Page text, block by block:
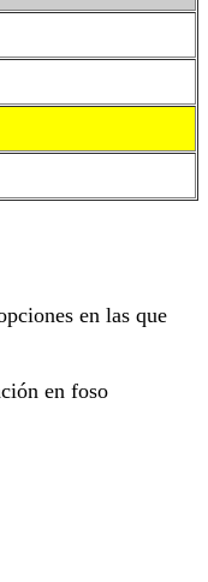
en las que
en foso